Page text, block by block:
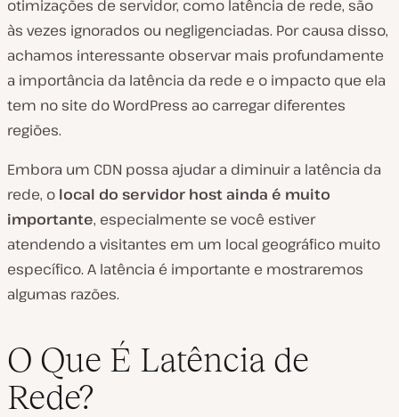
otimizações de servidor, como latência de rede, são
às vezes ignorados ou negligenciadas. Por causa disso,
achamos interessante observar mais profundamente
a importância da latência da rede e o impacto que ela
tem no site do WordPress ao carregar diferentes
regiões.
Embora um CDN possa ajudar a diminuir a latência da
rede, o local do servidor host ainda é muito
importante, especialmente se você estiver
atendendo a visitantes em um local geográfico muito
específico. A latência é importante e mostraremos
algumas razões.
O Que É Latência de
Rede?